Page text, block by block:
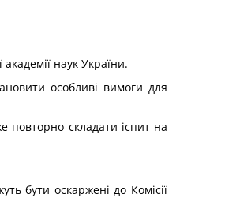
наук України.
особливі вимоги для
складати іспит на
бути оскаржені до Комісії